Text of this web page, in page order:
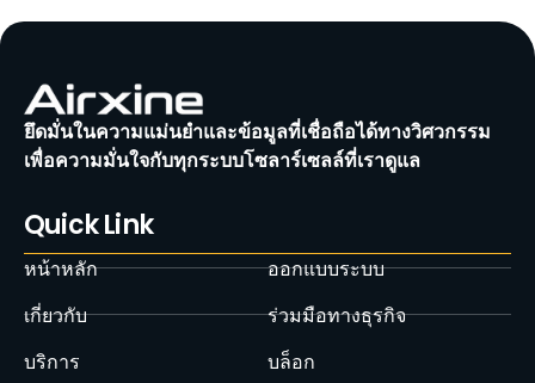
ยึดมั่นในความแม่นยำและข้อมูลที่เชื่อถือได้ทางวิศวกรรม
เพื่อความมั่นใจกับทุกระบบโซลาร์เซลล์ที่เราดูแล
Quick Link
หน้าหลัก
เกี่ยวกับ
บริการ
ออกแบบระบบ
ร่วมมือทางธุรกิจ
บล็อก